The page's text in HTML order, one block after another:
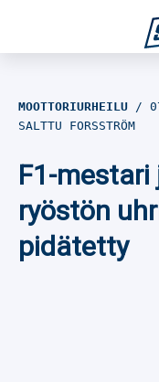
Jalkapallo
Yleisurheilu
MOOTTORIURHEILU
SALTTU FORSSTRÖM
F1-
ryöstön
pidätetty